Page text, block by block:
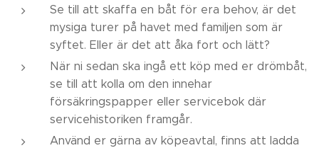
Se till att skaffa en båt för era behov, är det
mysiga turer på havet med familjen som är
syftet. Eller är det att åka fort och lätt?
När ni sedan ska ingå ett köp med er drömbåt,
se till att kolla om den innehar
försäkringspapper eller servicebok där
servicehistoriken framgår.
Använd er gärna av köpeavtal, finns att ladda